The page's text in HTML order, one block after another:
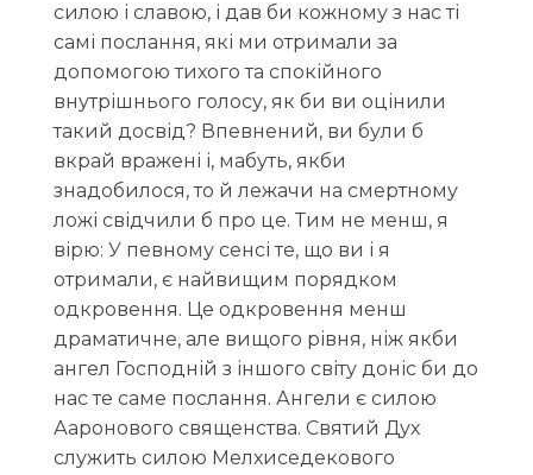
силою і славою, і дав би кожному з нас ті
самі послання, які ми отримали за
допомогою тихого та спокійного
внутрішнього голосу, як би ви оцінили
такий досвід? Впевнений, ви були б
вкрай вражені і, мабуть, якби
знадобилося, то й лежачи на смертному
ложі свідчили б про це. Тим не менш, я
вірю: У певному сенсі те, що ви і я
отримали, є найвищим порядком
одкровення. Це одкровення менш
драматичне, але вищого рівня, ніж якби
ангел Господній з іншого світу доніс би до
нас те саме послання. Ангели є силою
Ааронового священства. Святий Дух
служить силою Мелхиседекового